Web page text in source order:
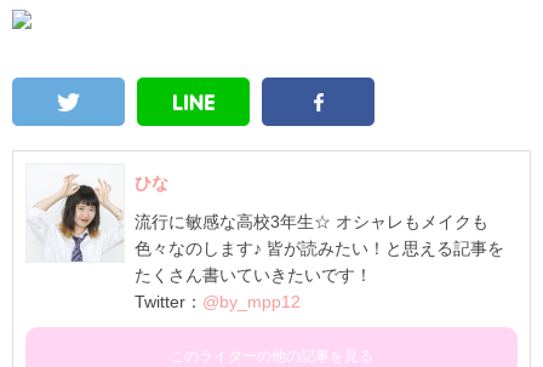
ひな
流行に敏感な高校3年生☆ オシャレもメイクも
色々なのします♪ 皆が読みたい！と思える記事を
たくさん書いていきたいです！
Twitter： @by_mpp12
このライターの他の記事を見る